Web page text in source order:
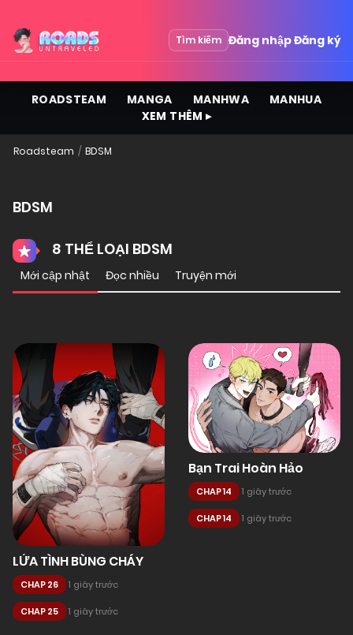
Tìm kiếm Đăng nhậpĐăng ký
ROADSTEAM MANGA MANHWA
MANHUA
XEM THÊM ▸
Roadsteam BDSM
BDSM
8 THỂ LOẠI BDSM
Mới cập nhật Đọc nhiều Truyện mới
LỬA TÌNH BÙNG CHÁY
CHAP 26 1 giây trước
CHAP 25 1 giây trước
Bạn Trai Hoàn Hảo
CHAP 14 1 giây trước
CHAP 14 1 giây trước